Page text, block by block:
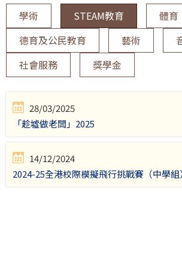
學術
STEAM教育
體育
德育及公民教育
藝術
社會服務
獎學金
28/03/2025
「趁墟做老闆」2025
14/12/2024
2024-25全港校際模擬飛行挑戰賽（中學組）